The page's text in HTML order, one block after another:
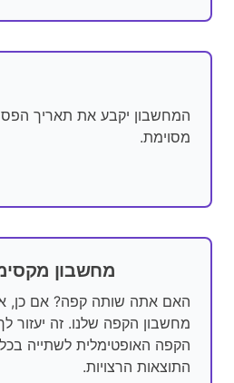
המחשבון יקבע את תאריך
מסוימת.
מחשבון
האם אתה שותה קפה? אם כן,
מחשבון הקפה שלנו. זה יעזור
הקפה האופטימלית לשתייה
התוצאות הרצויות.